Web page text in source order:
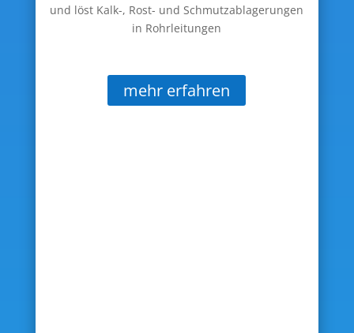
und löst Kalk-, Rost- und Schmutzablagerungen
in Rohrleitungen
mehr erfahren